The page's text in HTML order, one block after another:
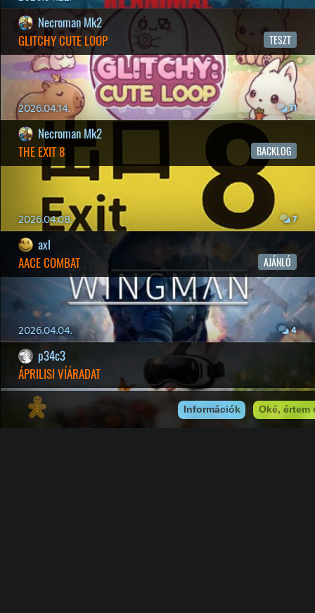
Impresszum | Hirdetési ajánlatunk |
Felhasználási feltételek
Adatvédelmi elveink
|
Sütik
Hírek | Cikkek | Podcastok | Blogok |
Gaming Fórum
| Offtopic Fórum
RSS Blog RSS | Podcast RSS |
Instagram | Youtube | Facebook
Twitter
Patreon